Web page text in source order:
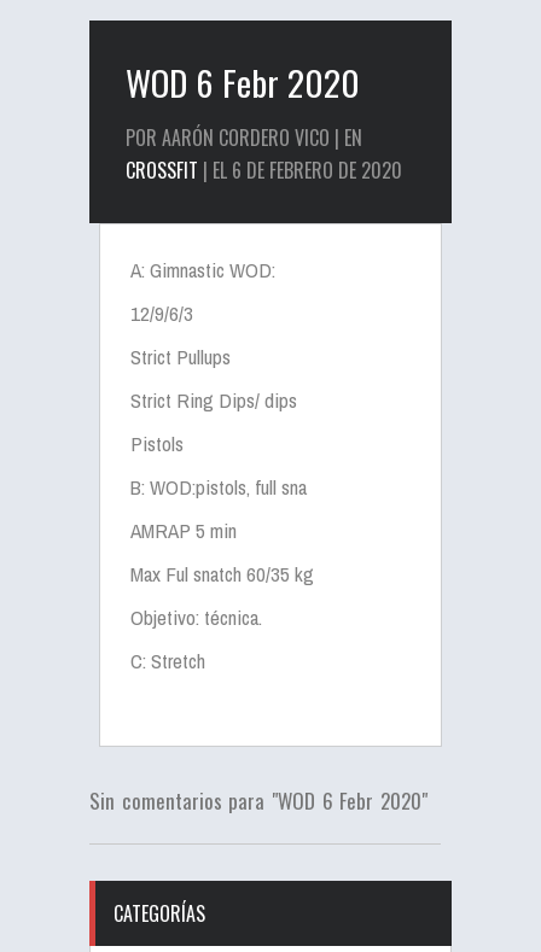
WOD 6 Febr 2020
POR AARÓN CORDERO VICO | EN
CROSSFIT | EL 6 DE FEBRERO DE 2020
A: Gimnastic WOD:
12/9/6/3
Strict Pullups
Strict Ring Dips/ dips
Pistols
B: WOD:pistols, full sna
AMRAP 5 min
Max Ful snatch 60/35 kg
Objetivo: técnica.
C: Stretch
Sin comentarios para "WOD 6 Febr 2020"
CATEGORÍAS